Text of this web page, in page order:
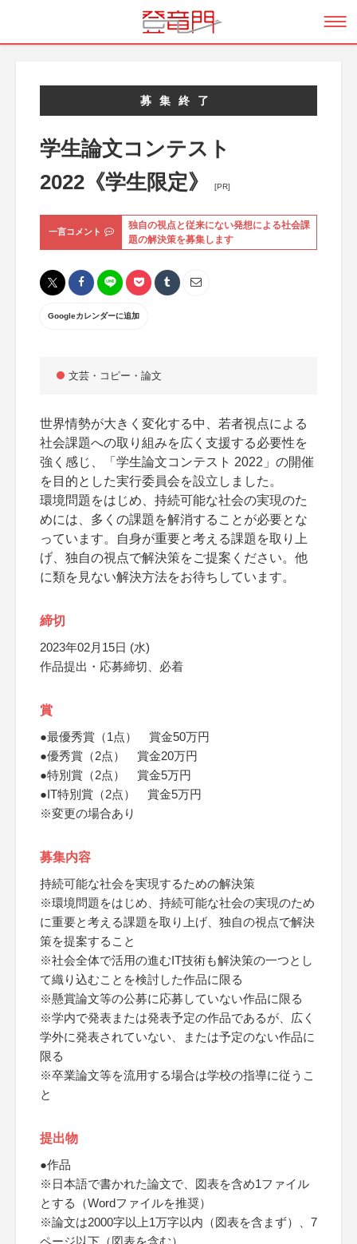
募集終了
学生論文コンテスト
2022《学生限定》
[PR]
一言コメント
独自の視点と従来にない発想による社会課
題の解決策を募集します
Googleカレンダーに追加
文芸・コピー・論文
世界情勢が大きく変化する中、若者視点による
社会課題への取り組みを広く支援する必要性を
強く感じ、「学生論文コンテスト 2022」の開催
を目的とした実行委員会を設立しました。
環境問題をはじめ、持続可能な社会の実現のた
めには、多くの課題を解消することが必要とな
っています。自身が重要と考える課題を取り上
げ、独自の視点で解決策をご提案ください。他
に類を見ない解決方法をお待ちしています。
締切
2023年02月15日 (水)
作品提出・応募締切、必着
賞
●最優秀賞（1点） 賞金50万円
●優秀賞（2点） 賞金20万円
●特別賞（2点） 賞金5万円
●IT特別賞（2点） 賞金5万円
※変更の場合あり
募集内容
持続可能な社会を実現するための解決策
※環境問題をはじめ、持続可能な社会の実現のため
に重要と考える課題を取り上げ、独自の視点で解決
策を提案すること
※社会全体で活用の進むIT技術も解決策の一つとし
て織り込むことを検討した作品に限る
※懸賞論文等の公募に応募していない作品に限る
※学内で発表または発表予定の作品であるが、広く
学外に発表されていない、または予定のない作品に
限る
※卒業論文等を流用する場合は学校の指導に従うこ
と
提出物
●作品
※日本語で書かれた論文で、図表を含め1ファイル
とする（Wordファイルを推奨）
※論文は2000字以上1万字以内（図表を含まず）、7
ページ以下（図表を含む）